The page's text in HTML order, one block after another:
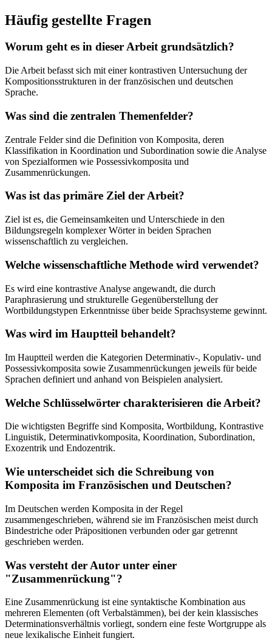
Häufig gestellte Fragen
Worum geht es in dieser Arbeit grundsätzlich?
Die Arbeit befasst sich mit einer kontrastiven Untersuchung der
Kompositionsstrukturen in der französischen und deutschen
Sprache.
Was sind die zentralen Themenfelder?
Zentrale Felder sind die Definition von Komposita, deren
Klassifikation in Koordination und Subordination sowie die Analyse
von Spezialformen wie Possessivkomposita und
Zusammenrückungen.
Was ist das primäre Ziel der Arbeit?
Ziel ist es, die Gemeinsamkeiten und Unterschiede in den
Bildungsregeln komplexer Wörter in beiden Sprachen
wissenschaftlich zu vergleichen.
Welche wissenschaftliche Methode wird verwendet?
Es wird eine kontrastive Analyse angewandt, die durch
Paraphrasierung und strukturelle Gegenüberstellung der
Wortbildungstypen Erkenntnisse über beide Sprachsysteme gewinnt.
Was wird im Hauptteil behandelt?
Im Hauptteil werden die Kategorien Determinativ-, Kopulativ- und
Possessivkomposita sowie Zusammenrückungen jeweils für beide
Sprachen definiert und anhand von Beispielen analysiert.
Welche Schlüsselwörter charakterisieren die Arbeit?
Die wichtigsten Begriffe sind Komposita, Wortbildung, Kontrastive
Linguistik, Determinativkomposita, Koordination, Subordination,
Exozentrik und Endozentrik.
Wie unterscheidet sich die Schreibung von
Komposita im Französischen und Deutschen?
Im Deutschen werden Komposita in der Regel
zusammengeschrieben, während sie im Französischen meist durch
Bindestriche oder Präpositionen verbunden oder gar getrennt
geschrieben werden.
Was versteht der Autor unter einer
"Zusammenrückung"?
Eine Zusammenrückung ist eine syntaktische Kombination aus
mehreren Elementen (oft Verbalstämmen), bei der kein klassisches
Determinationsverhältnis vorliegt, sondern eine feste Wortgruppe als
neue lexikalische Einheit fungiert.